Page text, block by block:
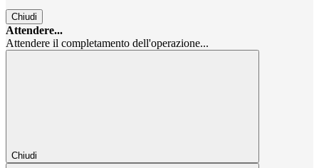
Chiudi
Attendere...
Attendere il completamento dell'operazione...
Chiudi